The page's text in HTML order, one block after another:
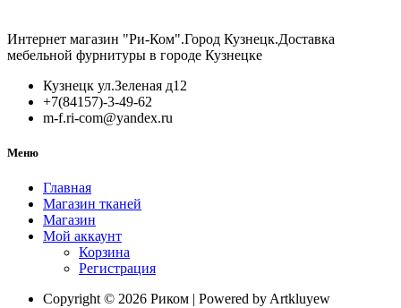
Интернет магазин "Ри-Ком".Город Кузнецк.Доставка
мебельной фурнитуры в городе Кузнецке
Кузнецк ул.Зеленая д12
+7(84157)-3-49-62
m-f.ri-com@yandex.ru
Меню
Главная
Магазин тканей
Магазин
Мой аккаунт
Корзина
Регистрация
Copyright © 2026 Риком | Powered by Artkluyew